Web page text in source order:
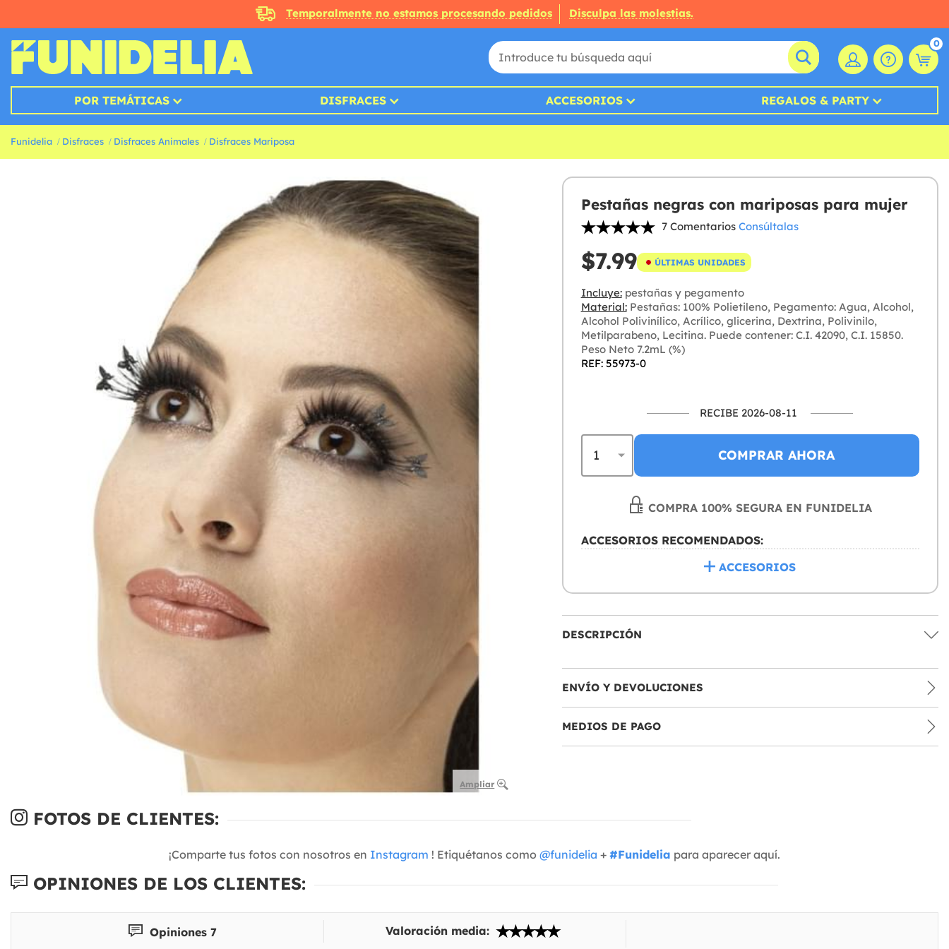
Temporalmente no estamos procesando pedidos Disculpa las molestias.
0
POR TEMÁTICAS DISFRACES ACCESORIOS REGALOS & PARTY
Funidelia Disfraces Disfraces Animales Disfraces Mariposa
Ampliar
Pestañas negras con mariposas para mujer
7 Comentarios Consúltalas
$7.99 ÚLTIMAS UNIDADES
Incluye:pestañas y pegamento
Material:Pestañas: 100% Polietileno, Pegamento: Agua, Alcohol,
Alcohol Polivinílico, Acrílico, glicerina, Dextrina, Polivinilo,
Metilparabeno, Lecitina. Puede contener: C.I. 42090, C.I. 15850.
Peso Neto 7.2mL (%)
REF: 55973-0
RECIBE 2026-08-11
COMPRAR AHORA
COMPRA 100% SEGURA EN FUNIDELIA
ACCESORIOS RECOMENDADOS:
ACCESORIOS
DESCRIPCIÓN
ENVÍO Y DEVOLUCIONES
MEDIOS DE PAGO
FOTOS DE CLIENTES:
¡Comparte tus fotos con nosotros en Instagram ! Etiquétanos como @funidelia + #Funidelia para aparecer aquí.
OPINIONES DE LOS CLIENTES:
Opiniones 7 Valoración media: